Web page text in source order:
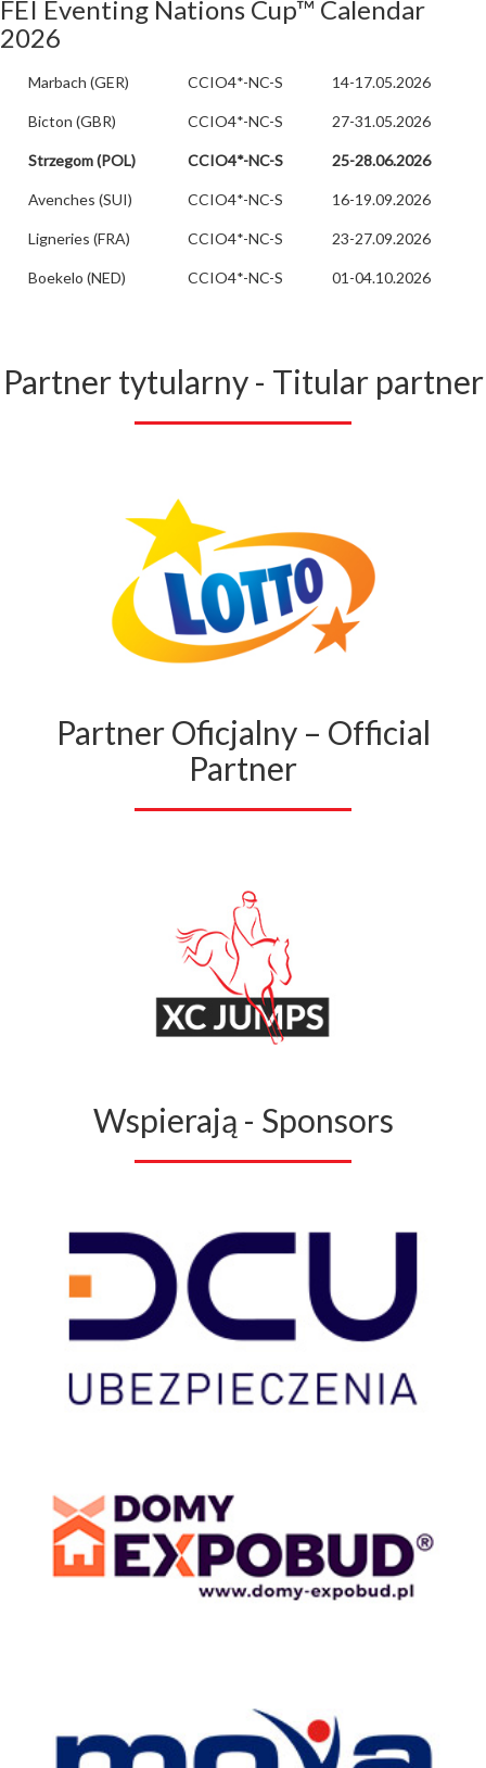
FEI Eventing Nations Cup™ Calendar
2026
Marbach (GER) CCIO4*-NC-S 14-17.05.2026
Bicton (GBR) CCIO4*-NC-S 27-31.05.2026
Strzegom (POL) CCIO4*-NC-S 25-28.06.2026
Avenches (SUI) CCIO4*-NC-S 16-19.09.2026
Ligneries (FRA) CCIO4*-NC-S 23-27.09.2026
Boekelo (NED) CCIO4*-NC-S 01-04.10.2026
Partner tytularny - Titular partner
Partner Oficjalny – Official
Partner
Wspierają - Sponsors